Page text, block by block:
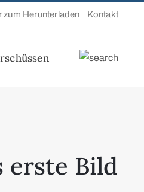
zum Herunterladen Kontakt
erste Bild